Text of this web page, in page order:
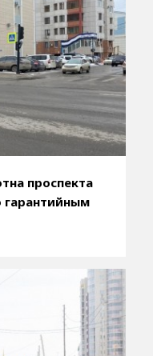
проспекта
гарантийным